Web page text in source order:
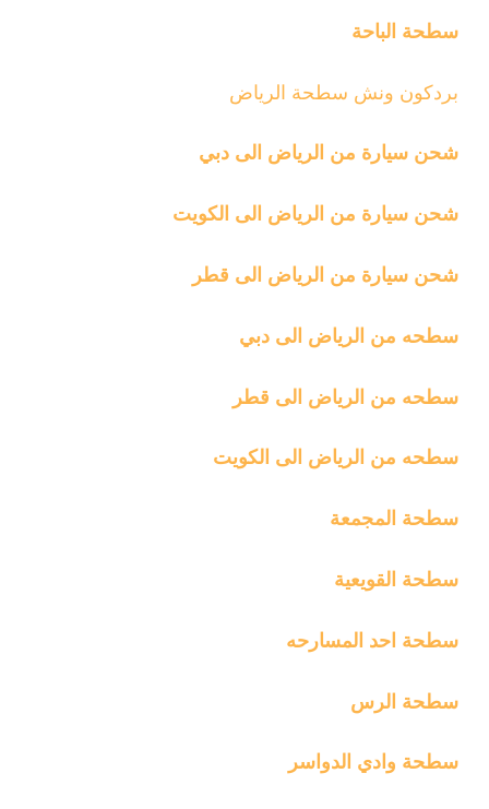
سطحة الباحة
بردكون ونش سطحة الرياض
شحن سيارة من الرياض الى دبي
شحن سيارة من الرياض الى الكويت
شحن سيارة من الرياض الى قطر
سطحه من الرياض الى دبي
سطحه من الرياض الى قطر
سطحه من الرياض الى الكويت
سطحة المجمعة
سطحة القويعية
سطحة احد المسارحه
سطحة الرس
سطحة وادي الدواسر